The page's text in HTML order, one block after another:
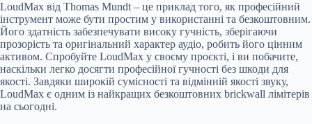
LoudMax від Thomas Mundt – це приклад того, як професійний
інструмент може бути простим у використанні та безкоштовним.
Його здатність забезпечувати високу гучність, зберігаючи
прозорість та оригінальний характер аудіо, робить його цінним
активом. Спробуйте LoudMax у своєму проєкті, і ви побачите,
наскільки легко досягти професійної гучності без шкоди для
якості. Завдяки широкій сумісності та відмінній якості звуку,
LoudMax є одним із найкращих безкоштовних brickwall лімітерів
на сьогодні.